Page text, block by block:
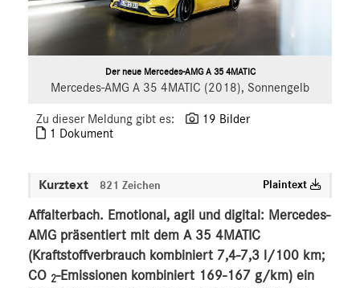
GT 4-Türer Coupé
EQ
smart
MEDIA
ÜBER UNS
Der neue Mercedes-AMG A 35 4MATIC
Mercedes-AMG A 35 4MATIC (2018), Sonnengelb
Zu dieser Meldung gibt es:
19 Bilder
1 Dokument
Kurztext 821 Zeichen Plaintext
Affalterbach. Emotional, agil und digital: Mercedes-
AMG präsentiert mit dem A 35 4MATIC
(Kraftstoffverbrauch kombiniert 7,4-7,3 l/100 km;
CO 2-Emissionen kombiniert 169-167 g/km) ein